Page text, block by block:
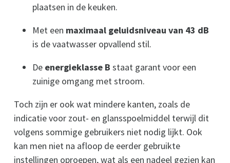
plaatsen in de keuken.
Met een maximaal geluidsniveau van 43 dB
is de vaatwasser opvallend stil.
De energieklasse B staat garant voor een
zuinige omgang met stroom.
Toch zijn er ook wat mindere kanten, zoals de
indicatie voor zout- en glansspoelmiddel terwijl dit
volgens sommige gebruikers niet nodig lijkt. Ook
kan men niet na afloop de eerder gebruikte
instellingen oproepen, wat als een nadeel gezien kan